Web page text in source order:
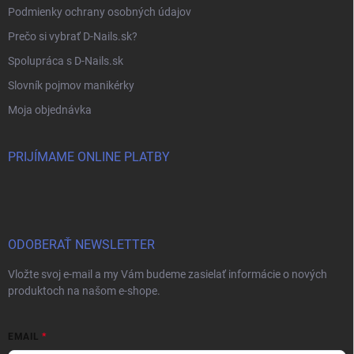
Podmienky ochrany osobných údajov
Prečo si vybrať D-Nails.sk?
Spolupráca s D-Nails.sk
Slovník pojmov manikérky
Moja objednávka
PRIJÍMAME ONLINE PLATBY
ODOBERAŤ NEWSLETTER
Vložte svoj e-mail a my Vám budeme zasielať informácie o nových
produktoch na našom e-shope.
EMAIL